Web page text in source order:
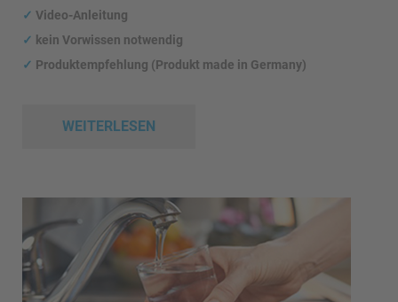
✓ Video-Anleitung
✓ kein Vorwissen notwendig
✓ Produktempfehlung (Produkt made in Germany)
WEITERLESEN